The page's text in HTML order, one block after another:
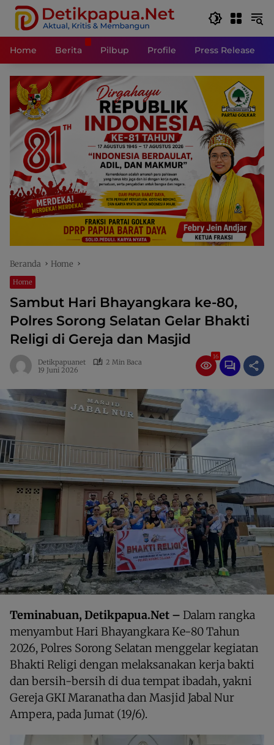
Langsung
konten
Home
Berita Pilbup Profile Press Release
Beranda Home
Home
Sambut Hari Bhayangkara ke-80,
Polres Sorong Selatan Gelar Bhakti
Religi di Gereja dan Masjid
Detikpapuanet
2 Min Baca
19 Juni 2026
16
Teminabuan, Detikpapua.Net – Dalam rangka
menyambut Hari Bhayangkara Ke-80 Tahun
2026, Polres Sorong Selatan menggelar kegiatan
Bhakti Religi dengan melaksanakan kerja bakti
dan bersih-bersih di dua tempat ibadah, yakni
Gereja GKI Maranatha dan Masjid Jabal Nur
Ampera, pada Jumat (19/6).